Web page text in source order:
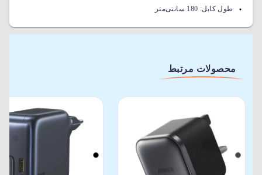
طول کابل: 180 سانتی‌متر
محصولات مرتبط